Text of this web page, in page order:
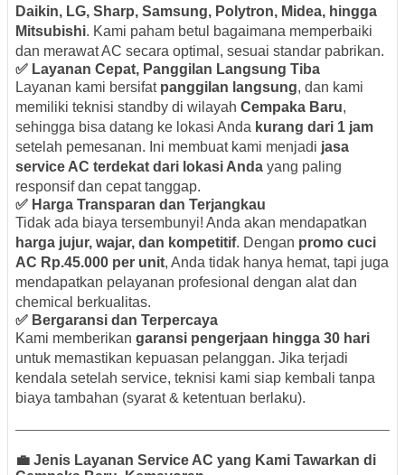
Daikin, LG, Sharp, Samsung, Polytron, Midea, hingga
Mitsubishi. Kami paham betul bagaimana memperbaiki
dan merawat AC secara optimal, sesuai standar pabrikan.
✅ Layanan Cepat, Panggilan Langsung Tiba
Layanan kami bersifat panggilan langsung, dan kami
memiliki teknisi standby di wilayah Cempaka Baru,
sehingga bisa datang ke lokasi Anda kurang dari 1 jam
setelah pemesanan. Ini membuat kami menjadi jasa
service AC terdekat dari lokasi Anda yang paling
responsif dan cepat tanggap.
✅ Harga Transparan dan Terjangkau
Tidak ada biaya tersembunyi! Anda akan mendapatkan
harga jujur, wajar, dan kompetitif. Dengan promo cuci
AC Rp.45.000 per unit, Anda tidak hanya hemat, tapi juga
mendapatkan pelayanan profesional dengan alat dan
chemical berkualitas.
✅ Bergaransi dan Terpercaya
Kami memberikan garansi pengerjaan hingga 30 hari
untuk memastikan kepuasan pelanggan. Jika terjadi
kendala setelah service, teknisi kami siap kembali tanpa
biaya tambahan (syarat & ketentuan berlaku).
💼 Jenis Layanan Service AC yang Kami Tawarkan di